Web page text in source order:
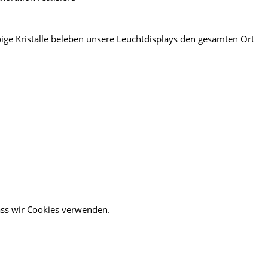
Kristalle beleben unsere Leuchtdisplays den gesamten Ort
wir Cookies verwenden.